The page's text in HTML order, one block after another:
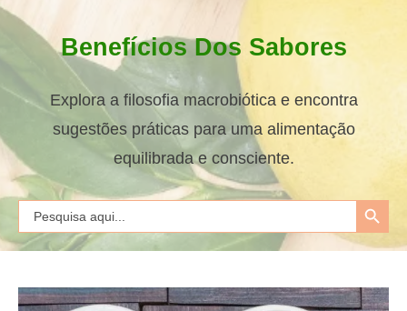
Benefícios Dos Sabores
Explora a filosofia macrobiótica e encontra
sugestões práticas para uma alimentação
equilibrada e consciente.
Search
for:
Search Button